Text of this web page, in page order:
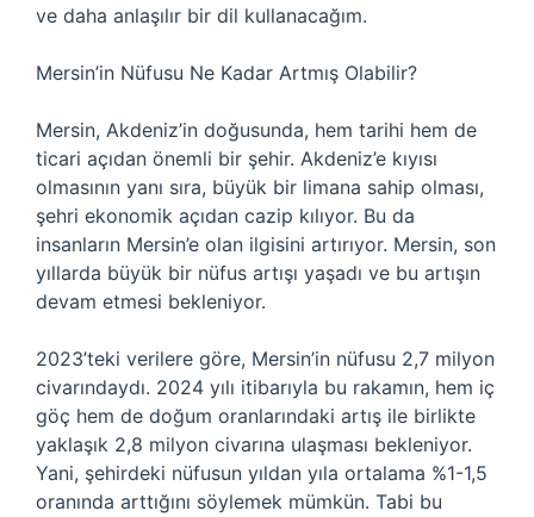
ve daha anlaşılır bir dil kullanacağım.
Mersin’in Nüfusu Ne Kadar Artmış Olabilir?
Mersin, Akdeniz’in doğusunda, hem tarihi hem de
ticari açıdan önemli bir şehir. Akdeniz’e kıyısı
olmasının yanı sıra, büyük bir limana sahip olması,
şehri ekonomik açıdan cazip kılıyor. Bu da
insanların Mersin’e olan ilgisini artırıyor. Mersin, son
yıllarda büyük bir nüfus artışı yaşadı ve bu artışın
devam etmesi bekleniyor.
2023’teki verilere göre, Mersin’in nüfusu 2,7 milyon
civarındaydı. 2024 yılı itibarıyla bu rakamın, hem iç
göç hem de doğum oranlarındaki artış ile birlikte
yaklaşık 2,8 milyon civarına ulaşması bekleniyor.
Yani, şehirdeki nüfusun yıldan yıla ortalama %1-1,5
oranında arttığını söylemek mümkün. Tabi bu